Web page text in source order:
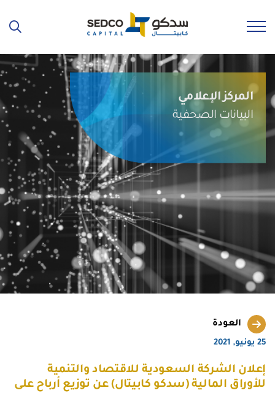
المركز الإعلامي
البيانات الصحفية
العودة
25 يونيو, 2021
إعلان الشركة السعودية للاقتصاد والتنمية
للأوراق المالية (سدكو كابيتال) عن توزيع أرباح على